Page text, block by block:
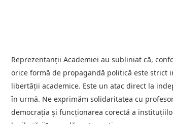
Reprezentanții Academiei au subliniat că,
orice formă de propagandă politică este strict
libertății academice. Este un atac direct la
în urmă. Ne exprimăm solidaritatea cu
democrația și funcționarea corectă a